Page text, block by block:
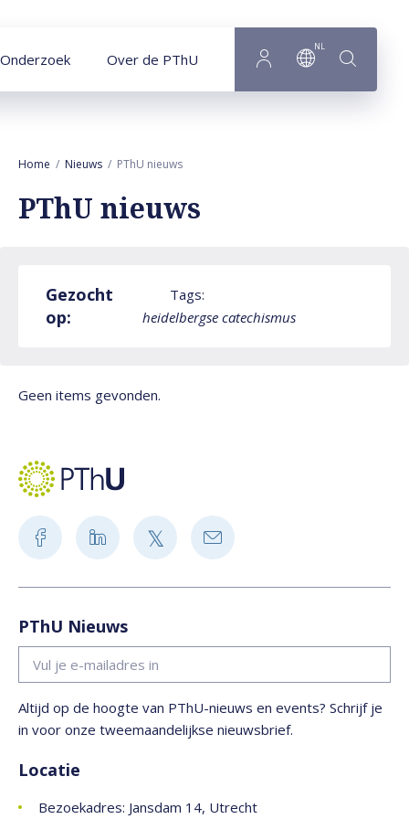
Onderzoek Over de PThU
NL
Home Nieuws PThU nieuws
PThU nieuws
Gezocht
op:
Tags:
heidelbergse catechismus
Geen items gevonden.
PThU Nieuws
Altijd op de hoogte van PThU-nieuws en events? Schrijf je
in voor onze tweemaandelijkse nieuwsbrief.
Locatie
Bezoekadres: Jansdam 14, Utrecht